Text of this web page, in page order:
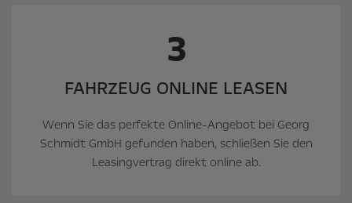
3
FAHRZEUG ONLINE LEASEN
Wenn Sie das perfekte Online-Angebot bei Georg
Schmidt GmbH gefunden haben, schließen Sie den
Leasingvertrag direkt online ab.